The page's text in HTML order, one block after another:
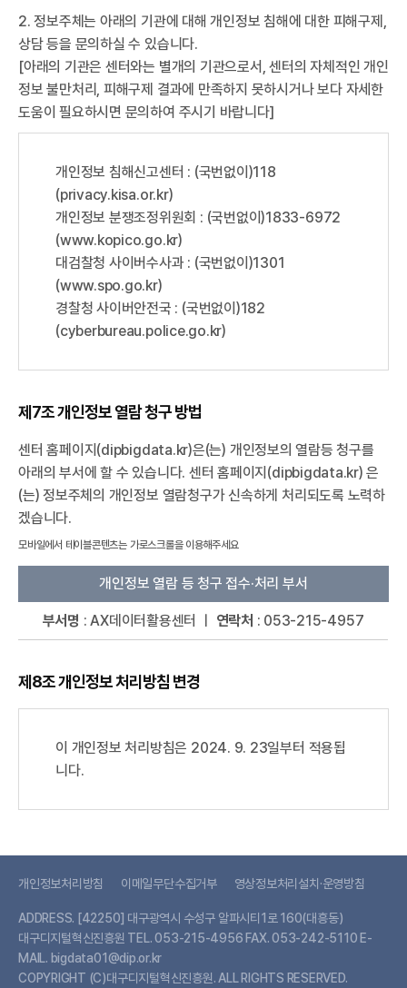
2. 정보주체는 아래의 기관에 대해 개인정보 침해에 대한 피해구제,
상담 등을 문의하실 수 있습니다.
[아래의 기관은 센터와는 별개의 기관으로서, 센터의 자체적인 개인
정보 불만처리, 피해구제 결과에 만족하지 못하시거나 보다 자세한
도움이 필요하시면 문의하여 주시기 바랍니다]
개인정보 침해신고센터 : (국번없이)118
(privacy.kisa.or.kr)
개인정보 분쟁조정위원회 : (국번없이)1833-6972
(www.kopico.go.kr)
대검찰청 사이버수사과 : (국번없이)1301
(www.spo.go.kr)
경찰청 사이버안전국 : (국번없이)182
(cyberbureau.police.go.kr)
제7조 개인정보 열람 청구 방법
센터 홈페이지(dipbigdata.kr)은(는) 개인정보의 열람등 청구를
아래의 부서에 할 수 있습니다. 센터 홈페이지(dipbigdata.kr) 은
(는) 정보주체의 개인정보 열람청구가 신속하게 처리되도록 노력하
겠습니다.
개인정보 열람 등 청구 접수·처리 부서
부서명 : AX데이터활용센터 ㅣ 연락처 : 053-215-4957
제8조 개인정보 처리방침 변경
이 개인정보 처리방침은 2024. 9. 23일부터 적용됩
니다.
개인정보처리방침 이메일무단수집거부 영상정보처리설치·운영방침
ADDRESS. [42250] 대구광역시 수성구 알파시티1로 160(대흥동)
대구디지털혁신진흥원 TEL.053-215-4956 FAX.053-242-5110 E-
MAIL. bigdata01@dip.or.kr
COPYRIGHT (C)대구디지털혁신진흥원. ALL RIGHTS RESERVED.